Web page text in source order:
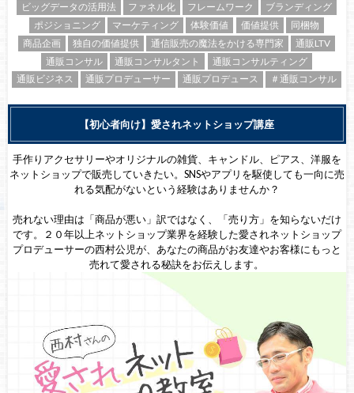
ビッグデータの活用法
ファネル化 フレームワーク
ブランディング
ポジショニング
マーケティング 体験価値 価値提供
同梱物
商品企画
独自の価値提供 通信販売の魔法をかける専門家
通販LTV
通販コンサル
通販コンサルタント
通販コンサルティング
通販ビジネス
通販プロデューサー 通販プロデュース ＃通販コンサル
【初心者向け】愛されネットショップ講座
手作りアクセサリーやオリジナルの雑貨、キャンドル、ピアス、洋服を
ネットショップで販売していきたい。SNSやアプリを駆使しても一向に売
れる気配がないという経験はありませんか？
売れない理由は「商品が悪い」訳ではなく、「売り方」を知らないだけ
です。２０年以上ネットショップ業界を経験した愛されネットショップ
プロデューサーの西村公児が、あなたの商品がお友達やお客様にもっと
売れて愛される秘訣をお伝えします。